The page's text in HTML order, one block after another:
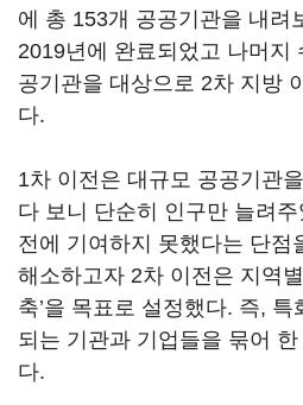
에 총 153개 공공기관을 내려
2019년에 완료되었고 나머지
공기관을 대상으로 2차 지방
다.
1차 이전은 대규모 공공기관
다 보니 단순히 인구만 늘려
전에 기여하지 못했다는 단점
해소하고자 2차 이전은 지역
축’을 목표로 설정했다. 즉,
되는 기관과 기업들을 묶어 한
다.